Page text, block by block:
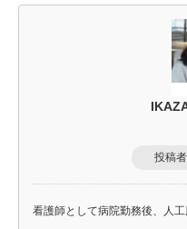
投稿
看護師として病院勤務後、人